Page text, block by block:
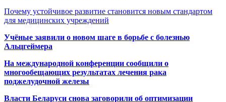
Почему устойчивое развитие становится новым стандартом
для медицинских учреждений
Учёные заявили о новом шаге в борьбе с болезнью
Альцгеймера
На международной конференции сообщили о
многообещающих результатах лечения рака
поджелудочной железы
Власти Беларуси снова заговорили об оптимизации